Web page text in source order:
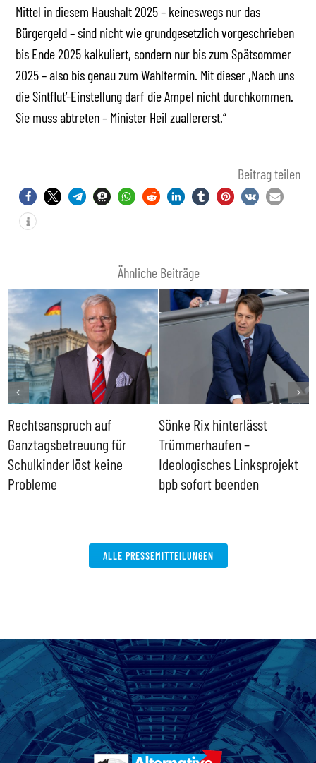
Mittel in diesem Haushalt 2025 – keineswegs nur das
Bürgergeld – sind nicht wie grundgesetzlich vorgeschrieben
bis Ende 2025 kalkuliert, sondern nur bis zum Spätsommer
2025 – also bis genau zum Wahltermin. Mit dieser ,Nach uns
die Sintflut‘-Einstellung darf die Ampel nicht durchkommen.
Sie muss abtreten – Minister Heil zuallererst.“
Beitrag teilen
Ähnliche Beiträge
Rechtsanspruch auf
Ganztagsbetreuung für
Schulkinder löst keine
Probleme
Sönke Rix hinterlässt
Trümmerhaufen –
Ideologisches Linksprojekt
bpb sofort beenden
ALLE PRESSEMITTEILUNGEN